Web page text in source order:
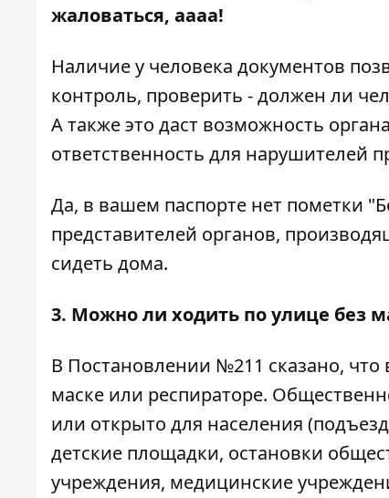
жаловаться, аааа!
Наличие у человека документов
контроль, проверить - должен ли
А также это даст возможность
ответственность для нарушителей
Да, в вашем паспорте нет пометки
представителей органов,
сидеть дома.
3. Можно ли ходить по улице без
В Постановлении №211 сказано,
маске или респираторе.
или открыто для населения
детские площадки, остановки
учреждения, медицинские